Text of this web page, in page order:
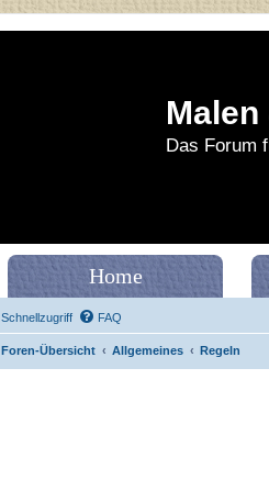
Das Forum
Home
Schnellzugriff FAQ
Foren-Übersicht Allgemeines Regeln